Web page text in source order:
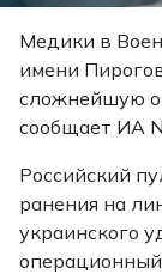
Медики в
имени
сложнейшую
сообщает ИА
Российский
ранения на
украинского